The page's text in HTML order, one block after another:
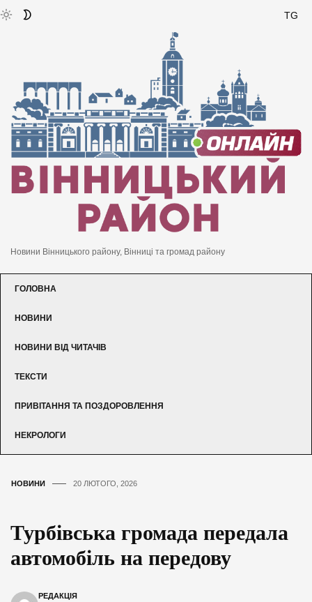
TG
Новини Вінницького району, Вінниці та громад району
ГОЛОВНА
НОВИНИ
НОВИНИ ВІД ЧИТАЧІВ
ТЕКСТИ
ПРИВІТАННЯ ТА ПОЗДОРОВЛЕННЯ
НЕКРОЛОГИ
НОВИНИ 20 ЛЮТОГО, 2026
Турбівська громада передала
автомобіль на передову
РЕДАКЦІЯ